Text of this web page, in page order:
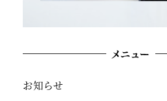
メニュー
お知らせ